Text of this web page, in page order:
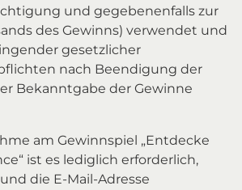
und gegebenenfalls zur
des Gewinns) verwendet und
gesetzlicher
nach Beendigung der
Bekanntgabe der Gewinne
am Gewinnspiel „Entdecke
ist es lediglich erforderlich,
die E-Mail-Adresse